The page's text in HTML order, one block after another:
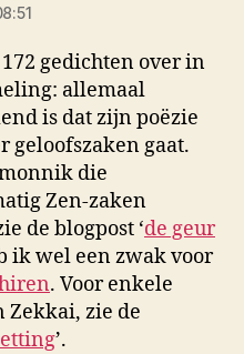
gedichten over in
allemaal
is dat zijn poëzie
gaat.
die
Zen-zaken
de blogpost ‘de geur
ik wel een zwak voor
. Voor enkele
Zekkai, zie de
’.